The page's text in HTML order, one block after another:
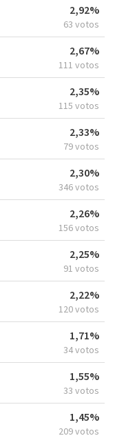
2,92%
63 votos
2,67%
111 votos
2,35%
115 votos
2,33%
79 votos
2,30%
346 votos
2,26%
156 votos
2,25%
91 votos
2,22%
120 votos
1,71%
34 votos
1,55%
33 votos
1,45%
209 votos